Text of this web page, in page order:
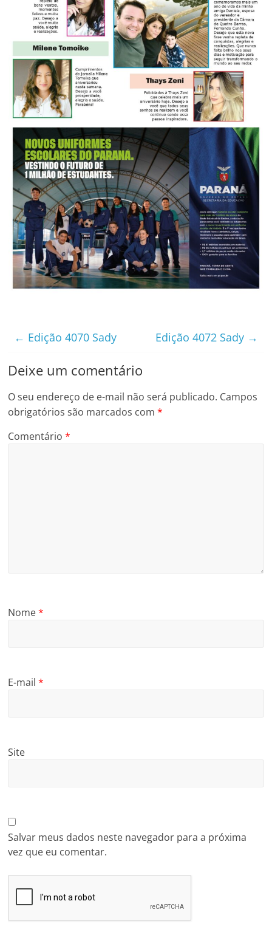
← Edição 4070 Sady Edição 4072 Sady →
Deixe um comentário
O seu endereço de e-mail não será publicado. Campos
obrigatórios são marcados com*
Comentário*
Nome*
E-mail*
Site
Salvar meus dados neste navegador para a próxima
vez que eu comentar.